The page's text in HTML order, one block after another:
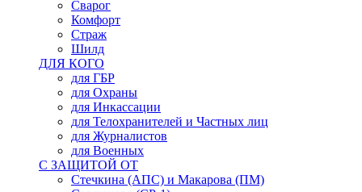
Сварог
Комфорт
Страж
Шилд
ДЛЯ КОГО
для ГБР
для Охраны
для Инкассации
для Телохранителей и Частных лиц
для Журналистов
для Военных
С ЗАЩИТОЙ ОТ
Стечкина (АПС) и Макарова (ПМ)